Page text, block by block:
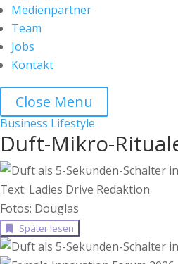
Medienpartner
Team
Jobs
Kontakt
Close Menu
Business Lifestyle
Duft-Mikro-
Text: Ladies Drive Redaktion
Fotos: Douglas
Später lesen